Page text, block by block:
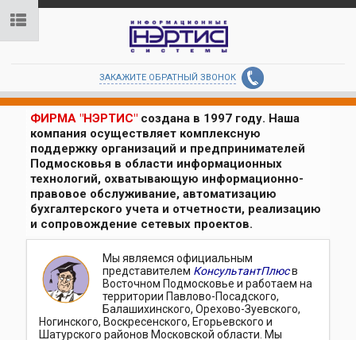
ЗАКАЖИТЕ ОБРАТНЫЙ ЗВОНОК
ФИРМА "НЭРТИС" создана в 1997 году. Наша
компания осуществляет комплексную
поддержку организаций и предпринимателей
Подмосковья в области информационных
технологий, охватывающую информационно-
правовое обслуживание, автоматизацию
бухгалтерского учета и отчетности, реализацию
и сопровождение сетевых проектов.
Мы являемся официальным
представителем КонсультантПлюсв
Восточном Подмосковье и работаем на
территории Павлово-Посадского,
Балашихинского, Орехово-Зуевского,
Ногинского, Воскресенского, Егорьевского и
Шатурского районов Московской области. Мы